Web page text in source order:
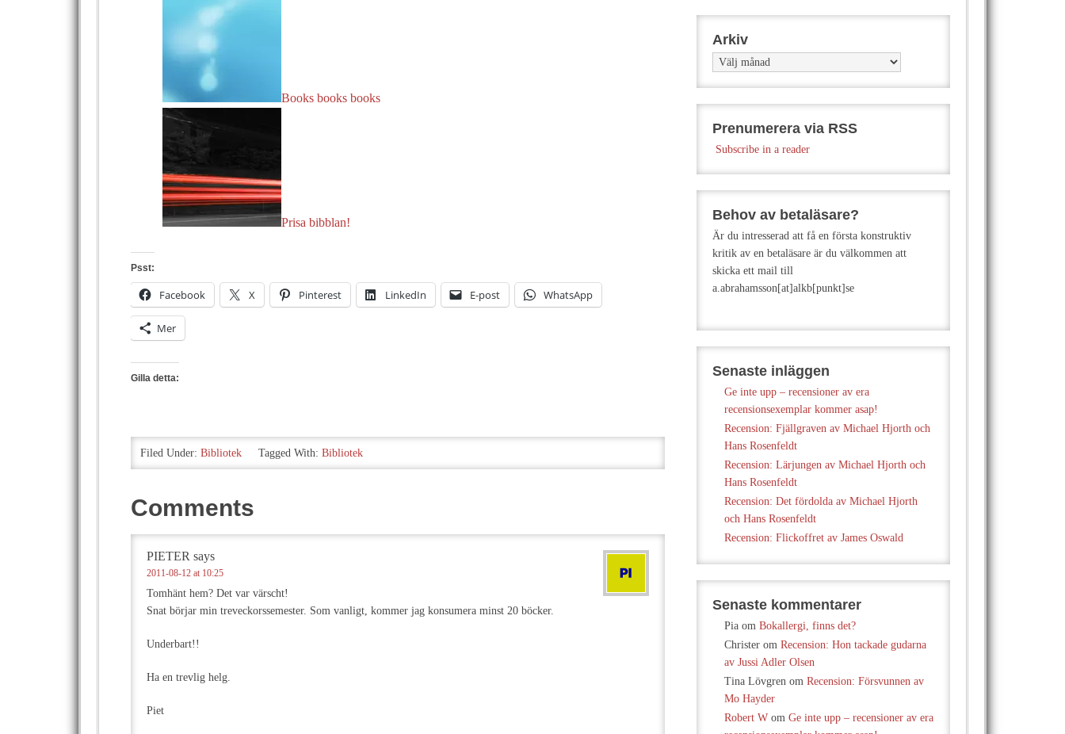
Books books books
Prisa bibblan!
Psst:
Facebook X Pinterest LinkedIn E-post WhatsApp
Mer
Gilla detta:
Filed Under: Bibliotek Tagged With: Bibliotek
Comments
PIETER says
2011-08-12 at 10:25
Tomhänt hem? Det var värscht!
Snat börjar min treveckorssemester. Som vanligt, kommer jag konsumera minst 20 böcker.
Underbart!!
Ha en trevlig helg.
Piet
Arkiv
Arkiv
Prenumerera via RSS
Subscribe in a reader
Behov av betaläsare?
Är du intresserad att få en första konstruktiv
kritik av en betaläsare är du välkommen att
skicka ett mail till
a.abrahamsson[at]alkb[punkt]se
Senaste inläggen
Ge inte upp – recensioner av era
recensionsexemplar kommer asap!
Recension: Fjällgraven av Michael Hjorth och
Hans Rosenfeldt
Recension: Lärjungen av Michael Hjorth och
Hans Rosenfeldt
Recension: Det fördolda av Michael Hjorth
och Hans Rosenfeldt
Recension: Flickoffret av James Oswald
Senaste kommentarer
Pia om Bokallergi, finns det?
Christer om Recension: Hon tackade gudarna
av Jussi Adler Olsen
Tina Lövgren om Recension: Försvunnen av
Mo Hayder
Robert W om Ge inte upp – recensioner av era